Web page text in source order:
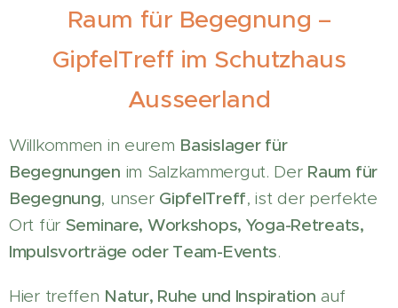
Raum für Begegnung –
GipfelTreff im Schutzhaus
Ausseerland
Willkommen in eurem Basislager für
Begegnungen im Salzkammergut. Der Raum für
Begegnung, unser GipfelTreff, ist der perfekte
Ort für Seminare, Workshops, Yoga-Retreats,
Impulsvorträge oder Team-Events.
Hier treffen Natur, Ruhe und Inspiration auf